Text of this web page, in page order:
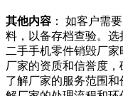
其他内容 ： 如客户需
料，以备存档查验。
二手手机零件销毁厂
厂家的资质和信誉度
了解厂家的服务范围